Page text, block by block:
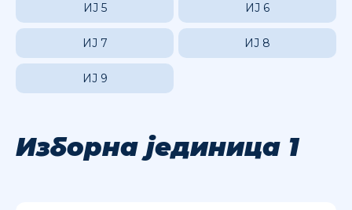
ИЈ 5 ИЈ 6
ИЈ 7 ИЈ 8
ИЈ 9
Изборна јединица 1